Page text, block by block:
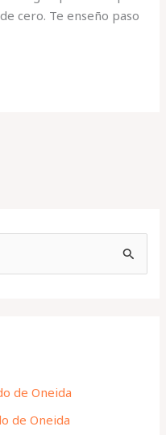
cero. Te enseño paso
de Oneida
de Oneida